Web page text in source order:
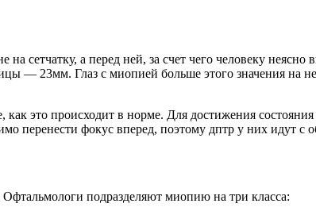
сетчатку, а перед ней, за счет чего человеку
— 23мм. Глаз с миопией больше этого значения на
это происходит в норме. Для достижения
перенести фокус вперед, поэтому дптр у них идут с
подразделяют миопию на три класса: